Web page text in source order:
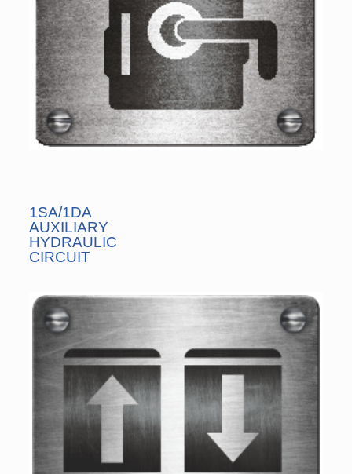
1SA/1DA
AUXILIARY
HYDRAULIC
CIRCUIT